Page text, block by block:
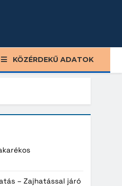
KÖZÉRDEKŰ ADATOK
– Zajhatással járó